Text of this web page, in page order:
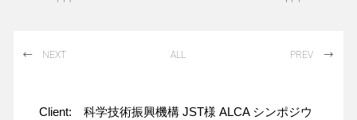
NEXT ALL PREV
Client: 科学技術振興機構 JST様 ALCA シンポジウ